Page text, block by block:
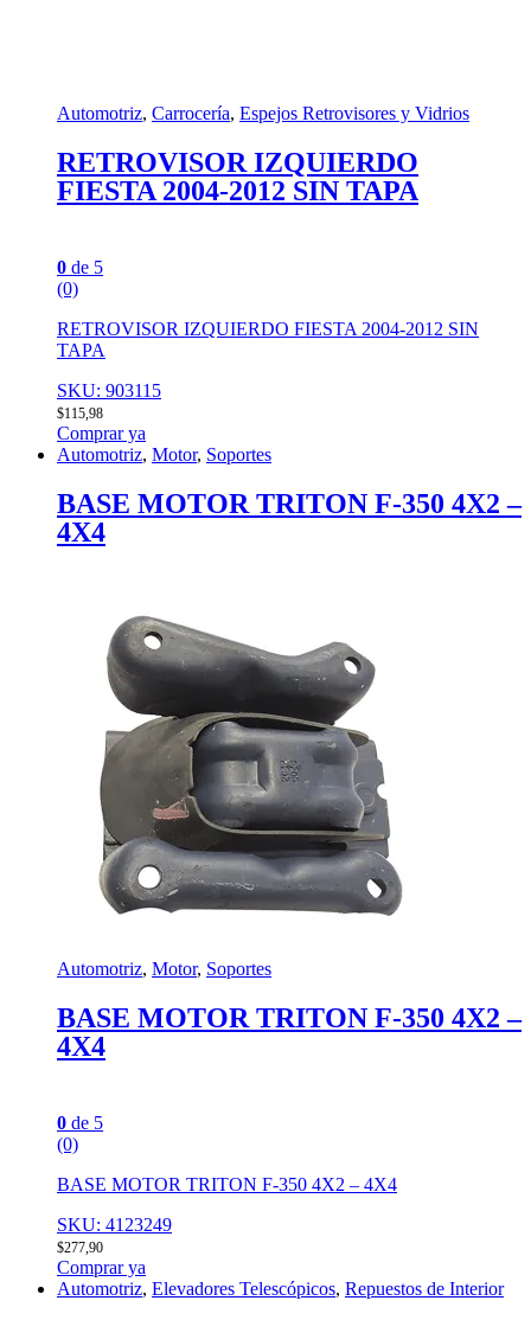
Automotriz, Carrocería, Espejos Retrovisores y Vidrios
RETROVISOR IZQUIERDO
FIESTA 2004-2012 SIN TAPA
0 de 5
(0)
RETROVISOR IZQUIERDO FIESTA 2004-2012 SIN
TAPA
SKU: 903115
$115,98
Comprar ya
Automotriz, Motor, Soportes
BASE MOTOR TRITON F-350 4X2 –
4X4
Automotriz, Motor, Soportes
BASE MOTOR TRITON F-350 4X2 –
4X4
0 de 5
(0)
BASE MOTOR TRITON F-350 4X2 – 4X4
SKU: 4123249
$277,90
Comprar ya
Automotriz, Elevadores Telescópicos, Repuestos de Interior